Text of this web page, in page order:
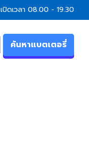
เปิดเวลา 08.00 - 19.30
ค้นหาแบตเตอรี่